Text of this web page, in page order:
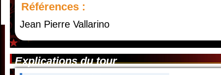
Références :
Jean Pierre Vallarino
Explications du tour